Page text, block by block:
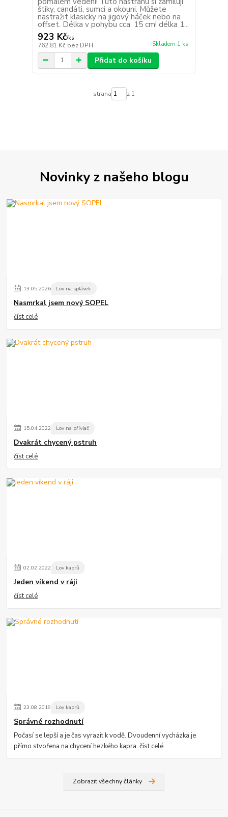
štiky, candáti, sumci a okouni. Můžete
nastražit klasicky na jigový háček nebo na
offset. Délka v pohybu cca. 15 cm! délka 1...
923 Kč/ks
762,81 Kč bez DPH Skladem 1 ks
Přidat do košíku
strana z 1
Novinky z našeho blogu
13.05.2026 Lov na splávek
Nasmrkal jsem nový SOPEL
číst celé
15.04.2022 Lov na přívlač
Dvakrát chycený pstruh
číst celé
02.02.2022 Lov kaprů
Jeden víkend v ráji
číst celé
23.08.2019 Lov kaprů
Správné rozhodnutí
Počasí se lepší a je čas vyrazit k vodě. Dvoudenní vycházka je
přímo stvořena na chycení hezkého kapra.číst celé
Zobrazit všechny články